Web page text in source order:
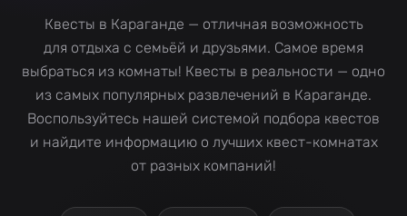
Квесты в Караганде — отличная возможность
для отдыха с семьёй и друзьями. Самое время
выбраться из комнаты! Квесты в реальности — одно
из самых популярных развлечений в Караганде.
Воспользуйтесь нашей системой подбора квестов
и найдите информацию о лучших квест-комнатах
от разных компаний!